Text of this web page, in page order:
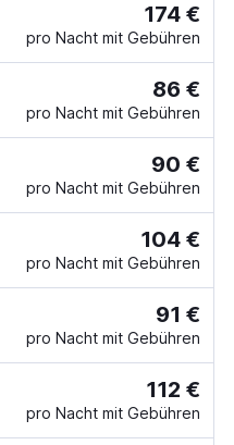
174 €
pro Nacht mit Gebühren
86 €
pro Nacht mit Gebühren
90 €
pro Nacht mit Gebühren
104 €
pro Nacht mit Gebühren
91 €
pro Nacht mit Gebühren
112 €
pro Nacht mit Gebühren